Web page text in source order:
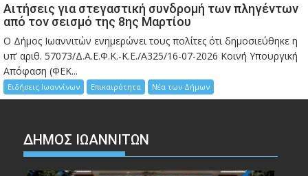
Αιτήσεις για στεγαστική συνδρομή των πληγέντων
από τον σεισμό της 8ης Μαρτίου
Ο Δήμος Ιωαννιτών ενημερώνει τους πολίτες ότι δημοσιεύθηκε η
υπ’ αριθ. 57073/Δ.Α.Ε.Φ.Κ.-Κ.Ε./Α325/16-07-2026 Κοινή Υπουργική
Απόφαση (ΦΕΚ...
Ειδήσεις Ιωαννίνων Επικαιρότητα Νέα των Δήμων
ΔΗΜΟΣ ΙΩΑΝΝΙΤΩΝ